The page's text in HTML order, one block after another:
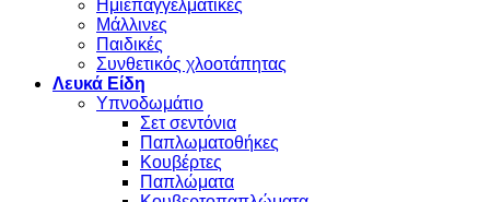
Ημιεπαγγελματικές
Μάλλινες
Παιδικές
Συνθετικός χλοοτάπητας
Λευκά Είδη
Υπνοδωμάτιο
Σετ σεντόνια
Παπλωματοθήκες
Κουβέρτες
Παπλώματα